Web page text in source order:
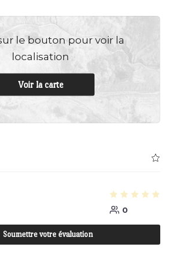
le bouton pour voir la
localisation
Voir la carte
0
Soumettre votre évaluation